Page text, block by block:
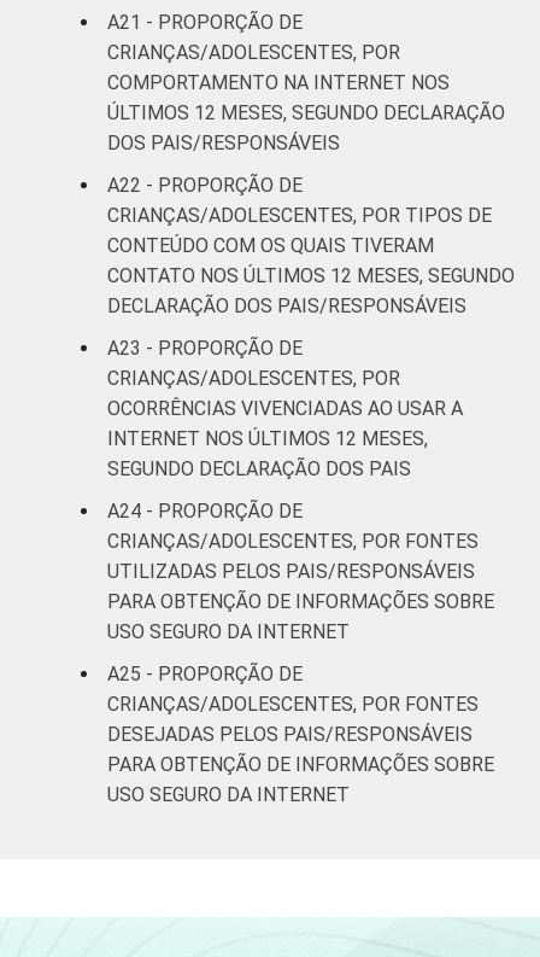
A21 - PROPORÇÃO DE
CRIANÇAS/ADOLESCENTES, POR
COMPORTAMENTO NA INTERNET NOS
ÚLTIMOS 12 MESES, SEGUNDO DECLARAÇÃO
DOS PAIS/RESPONSÁVEIS
A22 - PROPORÇÃO DE
CRIANÇAS/ADOLESCENTES, POR TIPOS DE
CONTEÚDO COM OS QUAIS TIVERAM
CONTATO NOS ÚLTIMOS 12 MESES, SEGUNDO
DECLARAÇÃO DOS PAIS/RESPONSÁVEIS
A23 - PROPORÇÃO DE
CRIANÇAS/ADOLESCENTES, POR
OCORRÊNCIAS VIVENCIADAS AO USAR A
INTERNET NOS ÚLTIMOS 12 MESES,
SEGUNDO DECLARAÇÃO DOS PAIS
A24 - PROPORÇÃO DE
CRIANÇAS/ADOLESCENTES, POR FONTES
UTILIZADAS PELOS PAIS/RESPONSÁVEIS
PARA OBTENÇÃO DE INFORMAÇÕES SOBRE
USO SEGURO DA INTERNET
A25 - PROPORÇÃO DE
CRIANÇAS/ADOLESCENTES, POR FONTES
DESEJADAS PELOS PAIS/RESPONSÁVEIS
PARA OBTENÇÃO DE INFORMAÇÕES SOBRE
USO SEGURO DA INTERNET